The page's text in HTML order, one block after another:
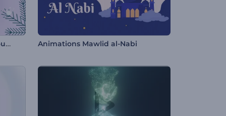
Intro cozy de Réveillon du Nouvel An Animations Mawlid al-Nabi